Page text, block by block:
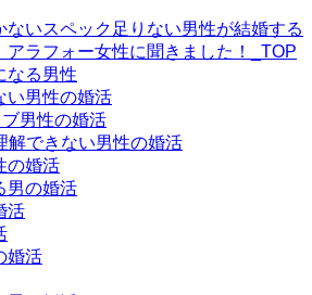
ないスペック足りない男性が結婚する
アラフォー女性に聞きました！_TOP
なる男性
い男性の婚活
男性の婚活
解できない男性の婚活
の婚活
男の婚活
活
婚活